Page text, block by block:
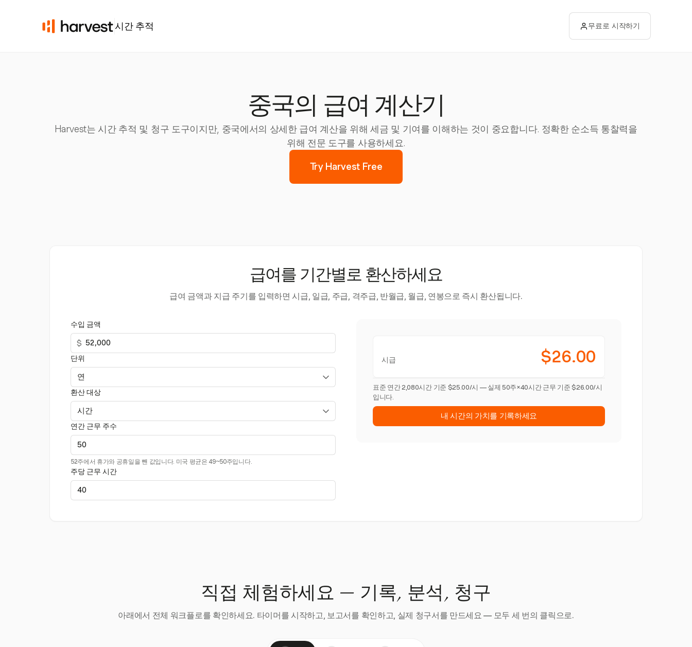
시간 추적 무료로 시작하기
중국의 급여 계산기
Harvest는 시간 추적 및 청구 도구이지만, 중국에서의 상세한 급여 계산을 위해 세금 및 기여를 이해하는 것이 중요합니다. 정확한 순소득 통찰력을
위해 전문 도구를 사용하세요.
Try Harvest Free
급여를 기간별로 환산하세요
급여 금액과 지급 주기를 입력하면 시급, 일급, 주급, 격주급, 반월급, 월급, 연봉으로 즉시 환산됩니다.
수입 금액
$
단위
환산 대상
연간 근무 주수
52주에서 휴가와 공휴일을 뺀 값입니다. 미국 평균은 49~50주입니다.
주당 근무 시간
시급 $26.00
표준 연간 2,080시간 기준 $25.00/시 — 실제 50주×40시간 근무 기준 $26.00/시
입니다.
내 시간의 가치를 기록하세요
직접 체험하세요 — 기록, 분석, 청구
아래에서 전체 워크플로를 확인하세요. 타이머를 시작하고, 보고서를 확인하고, 실제 청구서를 만드세요 — 모두 세 번의 클릭으로.